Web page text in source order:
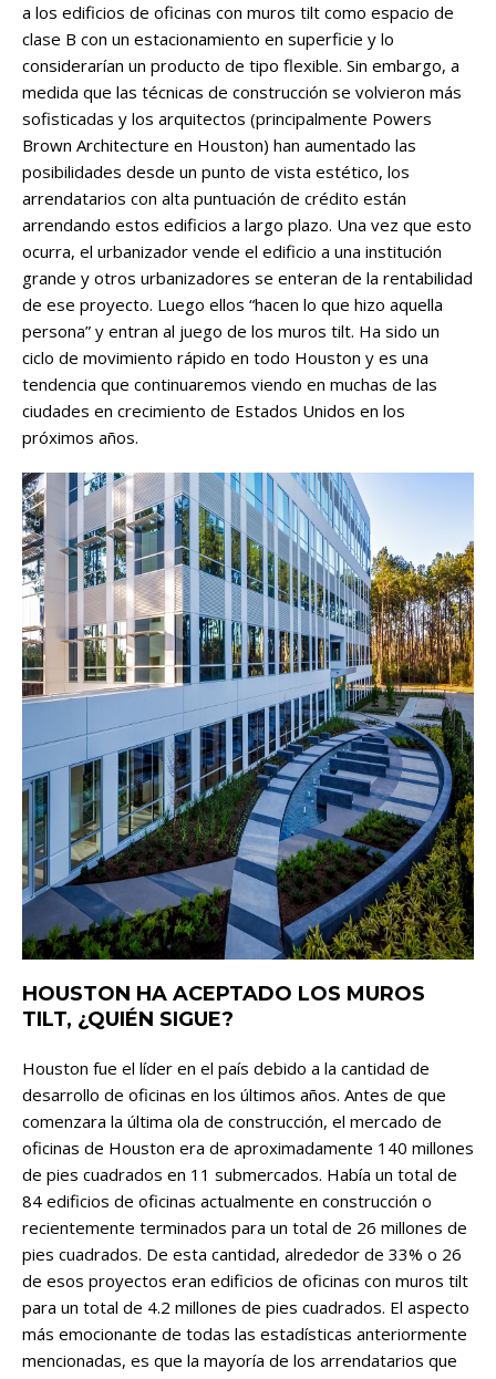
a los edificios de oficinas con muros tilt como espacio de
clase B con un estacionamiento en superficie y lo
considerarían un producto de tipo flexible. Sin embargo, a
medida que las técnicas de construcción se volvieron más
sofisticadas y los arquitectos (principalmente Powers
Brown Architecture en Houston) han aumentado las
posibilidades desde un punto de vista estético, los
arrendatarios con alta puntuación de crédito están
arrendando estos edificios a largo plazo. Una vez que esto
ocurra, el urbanizador vende el edificio a una institución
grande y otros urbanizadores se enteran de la rentabilidad
de ese proyecto. Luego ellos “hacen lo que hizo aquella
persona” y entran al juego de los muros tilt. Ha sido un
ciclo de movimiento rápido en todo Houston y es una
tendencia que continuaremos viendo en muchas de las
ciudades en crecimiento de Estados Unidos en los
próximos años.
HOUSTON HA ACEPTADO LOS MUROS
TILT, ¿QUIÉN SIGUE?
Houston fue el líder en el país debido a la cantidad de
desarrollo de oficinas en los últimos años. Antes de que
comenzara la última ola de construcción, el mercado de
oficinas de Houston era de aproximadamente 140 millones
de pies cuadrados en 11 submercados. Había un total de
84 edificios de oficinas actualmente en construcción o
recientemente terminados para un total de 26 millones de
pies cuadrados. De esta cantidad, alrededor de 33% o 26
de esos proyectos eran edificios de oficinas con muros tilt
para un total de 4.2 millones de pies cuadrados. El aspecto
más emocionante de todas las estadísticas anteriormente
mencionadas, es que la mayoría de los arrendatarios que